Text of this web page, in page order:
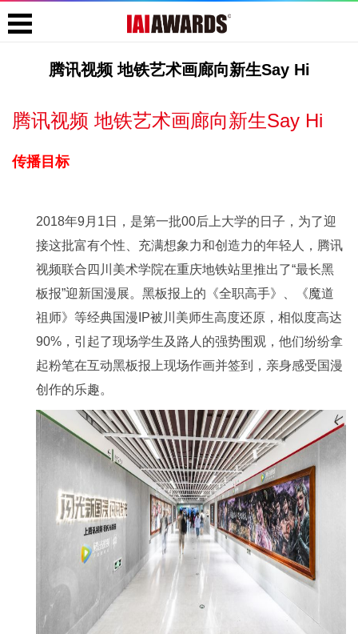
腾讯视频 地铁艺术画廊向新生Say Hi
腾讯视频 地铁艺术画廊向新生Say Hi
传播目标
2018年9月1日，是第一批00后上大学的日子，为了迎
接这批富有个性、充满想象力和创造力的年轻人，腾讯
视频联合四川美术学院在重庆地铁站里推出了“最长黑
板报”迎新国漫展。黑板报上的《全职高手》、《魔道
祖师》等经典国漫IP被川美师生高度还原，相似度高达
90%，引起了现场学生及路人的强势围观，他们纷纷拿
起粉笔在互动黑板报上现场作画并签到，亲身感受国漫
创作的乐趣。